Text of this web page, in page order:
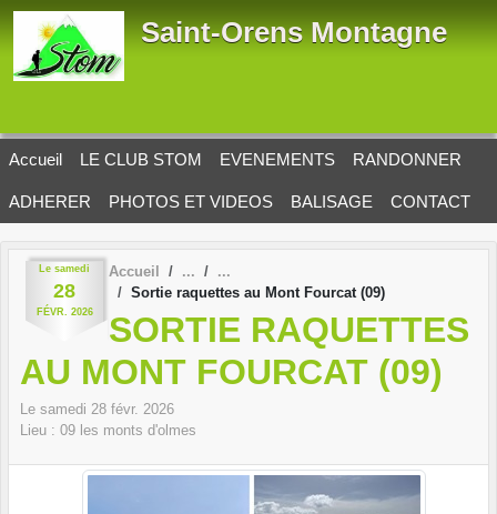
Saint-Orens Montagne
Accueil LE CLUB STOM EVENEMENTS RANDONNER
ADHERER PHOTOS ET VIDEOS BALISAGE CONTACT
Le samedi
28
FÉVR. 2026
Accueil
Sortie raquettes au Mont Fourcat (09)
SORTIE RAQUETTES
AU MONT FOURCAT (09)
Le samedi 28 févr. 2026
Lieu : 09 les monts d'olmes
Panneau de gestion des cookies